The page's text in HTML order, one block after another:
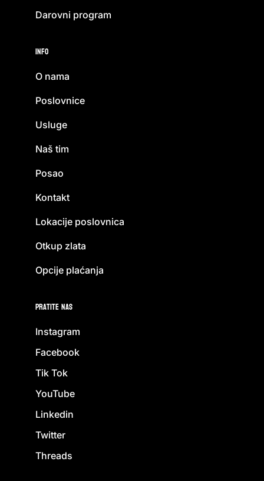
Darovni program
Info
O nama
Poslovnice
Usluge
Naš tim
Posao
Kontakt
Lokacije poslovnica
Otkup zlata
Opcije plaćanja
Pratite nas
Instagram
Facebook
Tik Tok
YouTube
Linkedin
Twitter
Threads